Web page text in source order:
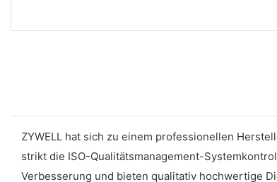
ZYWELL hat sich zu einem professionellen
strikt die ISO-Qualitätsmanagement-
Verbesserung und bieten qualitativ hochwertige